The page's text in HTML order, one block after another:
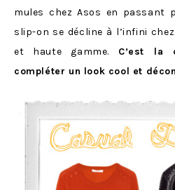
mules chez Asos en passant
slip-on se décline à l’infini
et haute gamme. C’est la
compléter un look cool et